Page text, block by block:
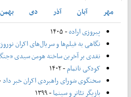
مهر
آبان آذر دی بهمن
پیروزی اراده- ۱۴۰۵
نگاهی به فیلم‌ها و سریال‌های اکران
نقدی بر آخرین ساخته هومن سیدی
کودکی ناتمام- ۱۴۰۲
سخنگوی شورای راهبردی اکران خبر داد- ۱۴۰۱
بازیگر تئاتر و سینما- ۱۳۹۹